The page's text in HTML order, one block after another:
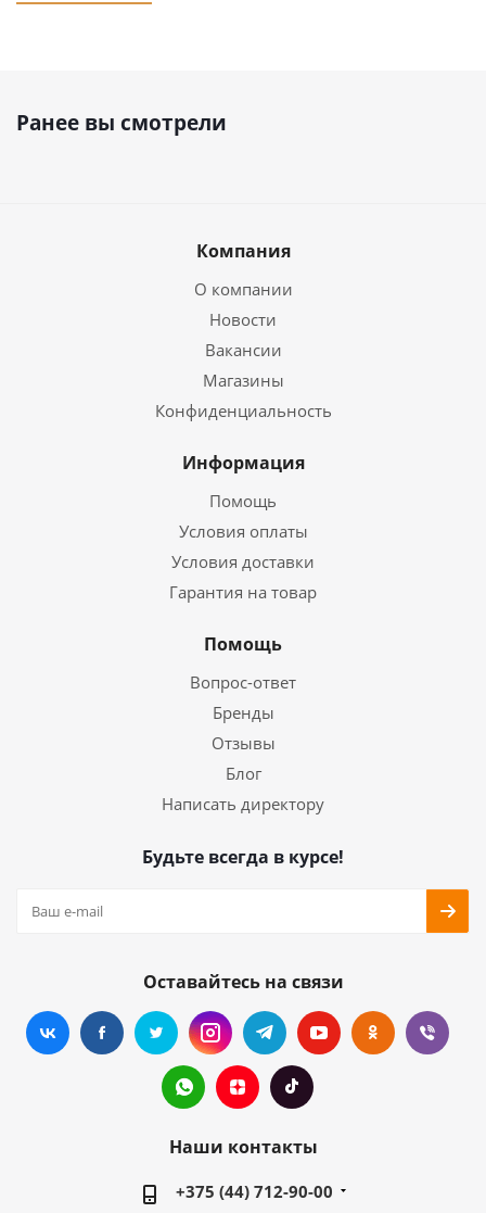
Ранее вы смотрели
Компания
О компании
Новости
Вакансии
Магазины
Конфиденциальность
Информация
Помощь
Условия оплаты
Условия доставки
Гарантия на товар
Помощь
Вопрос-ответ
Бренды
Отзывы
Блог
Написать директору
Будьте всегда в курсе!
Оставайтесь на связи
Наши контакты
+375 (44) 712-90-00